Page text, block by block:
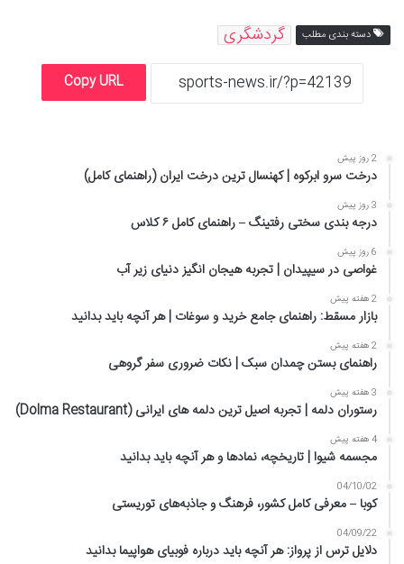
دسته بندی مطلب گردشگری
Copy URL
2 روز پیش
درخت سرو ابرکوه | کهنسال ترین درخت ایران (راهنمای کامل)
3 روز پیش
درجه بندی سختی رفتینگ – راهنمای کامل ۶ کلاس
6 روز پیش
غواصی در سیپیدان | تجربه هیجان انگیز دنیای زیر آب
2 هفته پیش
بازار مسقط: راهنمای جامع خرید و سوغات | هر آنچه باید بدانید
2 هفته پیش
راهنمای بستن چمدان سبک | نکات ضروری سفر گروهی
3 هفته پیش
رستوران دلمه | تجربه اصیل ترین دلمه های ایرانی (Dolma Restaurant)
4 هفته پیش
مجسمه شیوا | تاریخچه، نمادها و هر آنچه باید بدانید
04/10/02
کوبا – معرفی کامل کشور، فرهنگ و جاذبه‌های توریستی
04/09/22
دلایل ترس از پرواز: هر آنچه باید درباره فوبیای هواپیما بدانید